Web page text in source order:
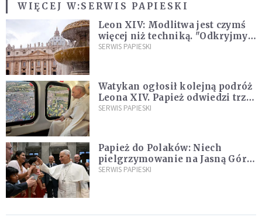
WIĘCEJ W:SERWIS PAPIESKI
Leon XIV: Modlitwa jest czymś
więcej niż techniką. "Odkryjmy
ją na nowo"
SERWIS PAPIESKI
Watykan ogłosił kolejną podróż
Leona XIV. Papież odwiedzi trzy
kraje Ameryki Południowej
SERWIS PAPIESKI
Papież do Polaków: Niech
pielgrzymowanie na Jasną Górę
umocni wiarę i nadzieję
SERWIS PAPIESKI